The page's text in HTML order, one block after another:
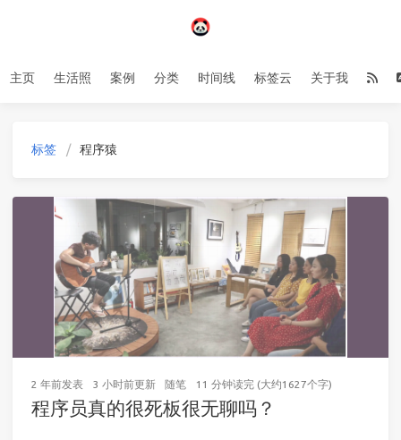
主页 生活照 案例 分类 时间线 标签云 关于我
标签 程序猿
2 年前发表 3 小时前更新 随笔 11 分钟读完 (大约1627个字)
程序员真的很死板很无聊吗？